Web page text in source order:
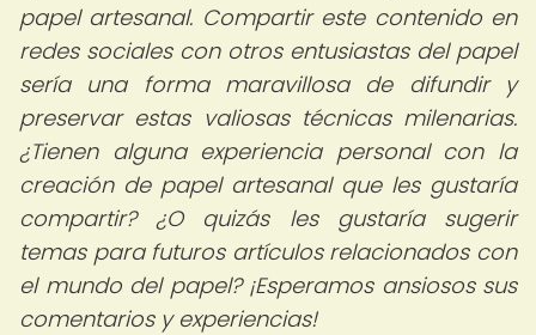
papel artesanal. Compartir este contenido en
redes sociales con otros entusiastas del papel
sería una forma maravillosa de difundir y
preservar estas valiosas técnicas milenarias.
¿Tienen alguna experiencia personal con la
creación de papel artesanal que les gustaría
compartir? ¿O quizás les gustaría sugerir
temas para futuros artículos relacionados con
el mundo del papel? ¡Esperamos ansiosos sus
comentarios y experiencias!